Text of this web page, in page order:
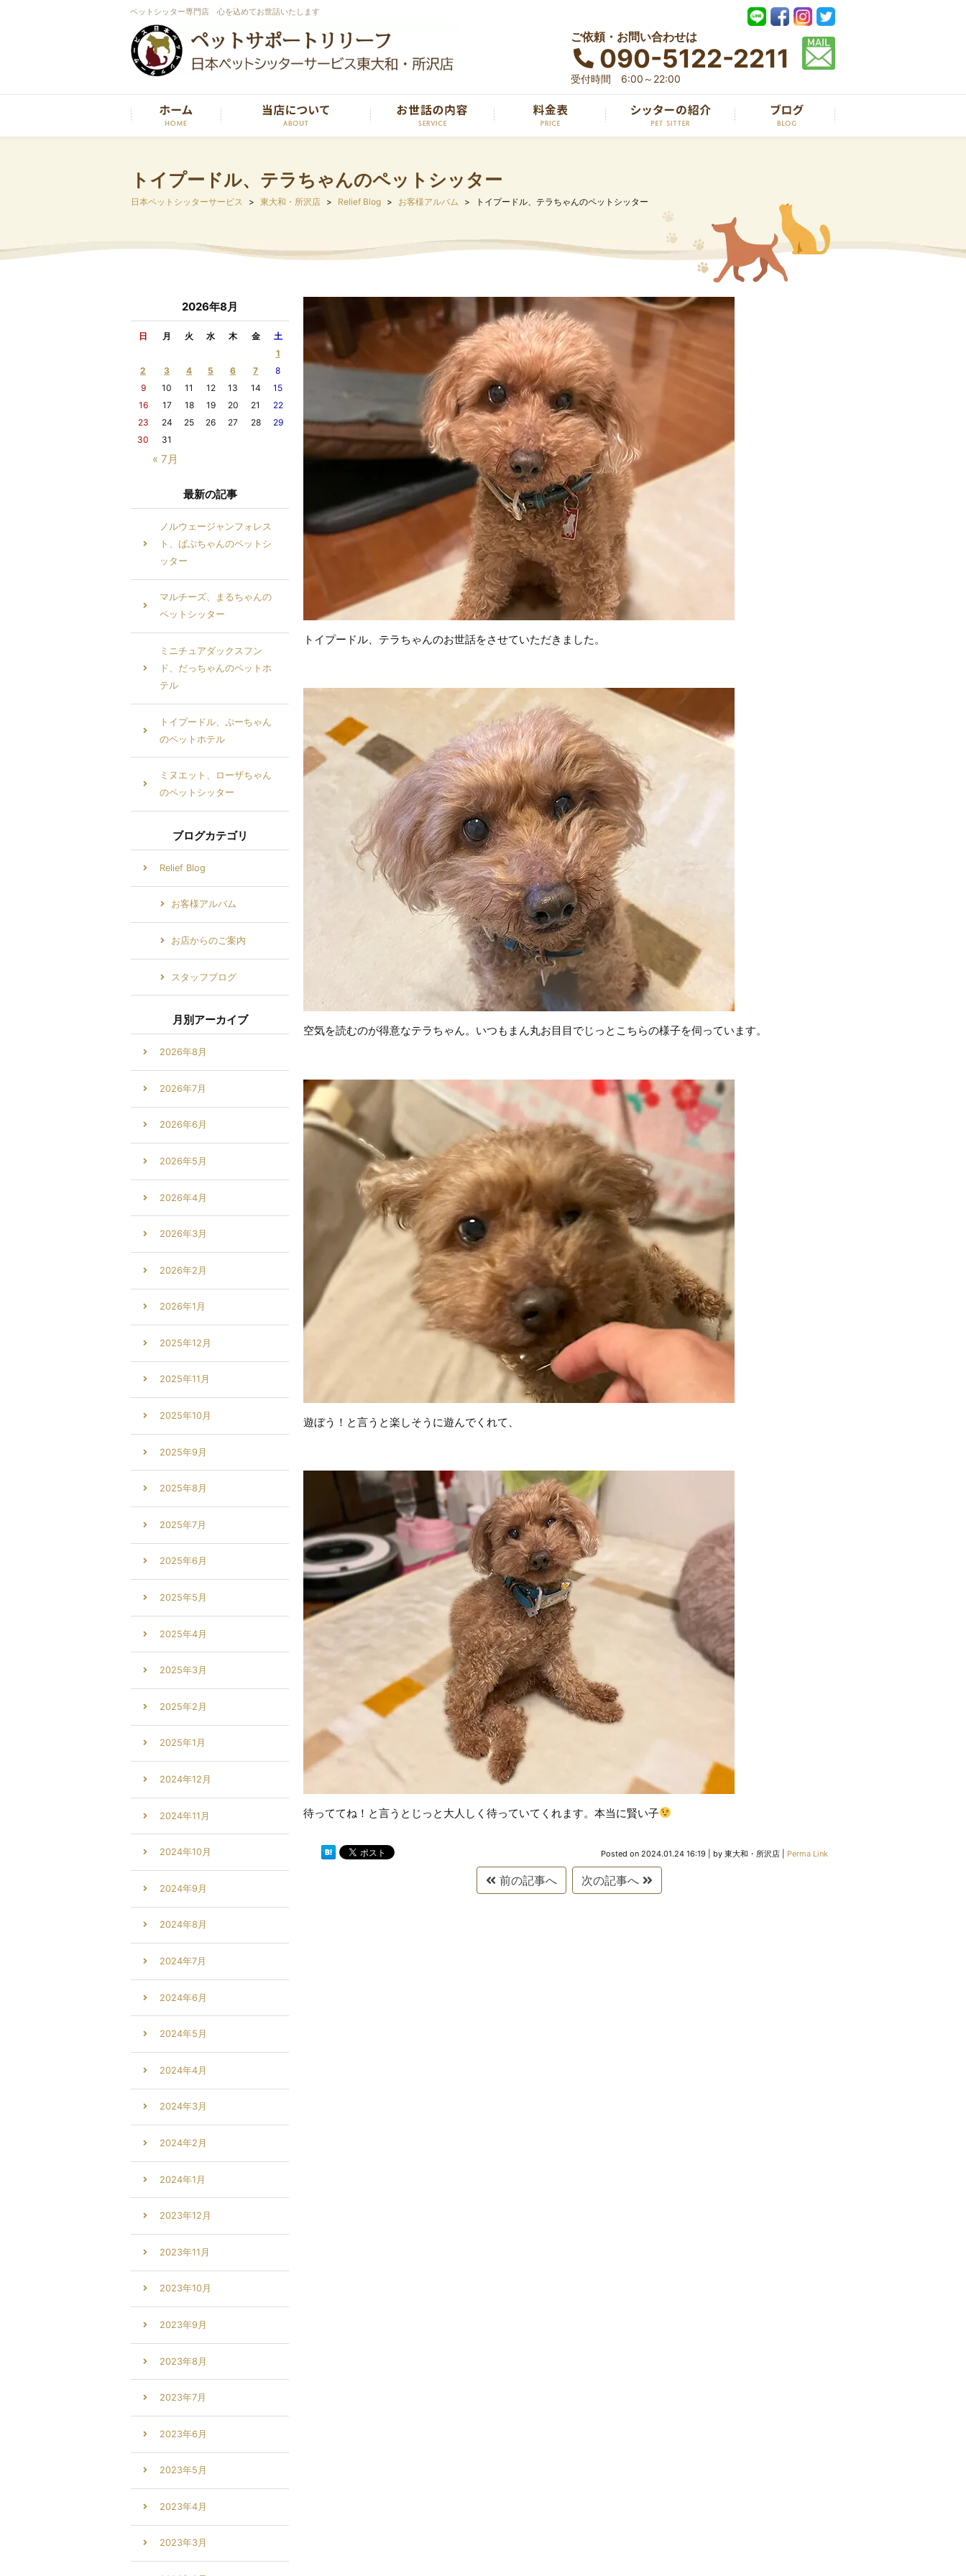
ペットシッター専門店 心を込めてお世話いたします
ご依頼・お問い合わせは
090-5122-2211
受付時間 6:00～22:00
トイプードル、テラちゃんのペットシッター
日本ペットシッターサービス 東大和・所沢店 Relief Blog お客様アルバム トイプードル、テラちゃんのペットシッター
トイプードル、テラちゃんのお世話をさせていただきました。
空気を読むのが得意なテラちゃん。いつもまん丸お目目でじっとこちらの様子を伺っています。
遊ぼう！と言うと楽しそうに遊んでくれて、
待っててね！と言うとじっと大人しく待っていてくれます。本当に賢い子
Posted on 2024.01.24 16:19 by 東大和・所沢店 Perma Link
前の記事へ 次の記事へ
2026年8月
日 月 火 水 木 金 土
« 7月
1
2
3 4 5 6 7
8
9
10 11 12 13 14
15
16
17 18 19 20 21
22
23
24 25 26 27 28
29
30
31
最新の記事
ノルウェージャンフォレス
ト、ばぶちゃんのペットシ
ッター
マルチーズ、まるちゃんの
ペットシッター
ミニチュアダックスフン
ド、だっちゃんのペットホ
テル
トイプードル、ぷーちゃん
のペットホテル
ミヌエット、ローザちゃん
のペットシッター
ブログカテゴリ
Relief Blog
お客様アルバム
お店からのご案内
スタッフブログ
月別アーカイブ
2026年8月
2026年7月
2026年6月
2026年5月
2026年4月
2026年3月
2026年2月
2026年1月
2025年12月
2025年11月
2025年10月
2025年9月
2025年8月
2025年7月
2025年6月
2025年5月
2025年4月
2025年3月
2025年2月
2025年1月
2024年12月
2024年11月
2024年10月
2024年9月
2024年8月
2024年7月
2024年6月
2024年5月
2024年4月
2024年3月
2024年2月
2024年1月
2023年12月
2023年11月
2023年10月
2023年9月
2023年8月
2023年7月
2023年6月
2023年5月
2023年4月
2023年3月